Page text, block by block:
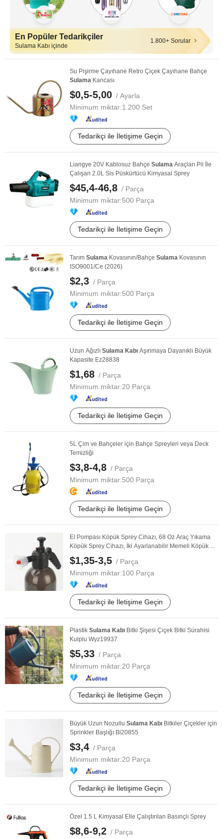
En Popüler Tedarikçiler
Sulama Kabı içinde
1.800+ Sorular
Su Pişirme Çayıhane Retro Çiçek Çayıhane Bahçe
Sulama Kancası
$0,5-5,00 / Ayarla
Minimum miktar:1.200 Set
Tedarikçi ile İletişime Geçin
Liangye 20V Kablosuz Bahçe Sulama Araçları Pil İle
Çalışan 2.0L Sis Püskürtücü Kimyasal Sprey
$45,4-46,8 / Parça
Minimum miktar:500 Parça
Tedarikçi ile İletişime Geçin
Tarım Sulama Kovasının/Bahçe Sulama Kovasının
ISO9001/Ce (2026)
$2,3 / Parça
Minimum miktar:500 Parça
Tedarikçi ile İletişime Geçin
Uzun Ağızlı Sulama Kabı Aşınmaya Dayanıklı Büyük
Kapasite Ez28838
$1,68 / Parça
Minimum miktar:20 Parça
Tedarikçi ile İletişime Geçin
5L Çim ve Bahçeler için Bahçe Spreyleri veya Deck
Temizliği
$3,8-4,8 / Parça
Minimum miktar:500 Parça
Tedarikçi ile İletişime Geçin
El Pompası Köpük Sprey Cihazı, 68 Oz Araç Yıkama
Köpük Sprey Cihazı, İki Ayarlanabilir Memeli Köpük ...
$1,35-3,5 / Parça
Minimum miktar:100 Parça
Tedarikçi ile İletişime Geçin
Plastik Sulama Kabı Bitki Şişesi Çiçek Bitki Sürahisi
Kulplu Wyz19937
$5,33 / Parça
Minimum miktar:20 Parça
Tedarikçi ile İletişime Geçin
Büyük Uzun Nozullu Sulama Kabı Bitkiler Çiçekler için
Sprinkler Başlığı Bl20855
$3,4 / Parça
Minimum miktar:20 Parça
Tedarikçi ile İletişime Geçin
Özel 1.5 L Kimyasal Elle Çalıştırılan Basınçlı Sprey
$8,6-9,2 / Parça